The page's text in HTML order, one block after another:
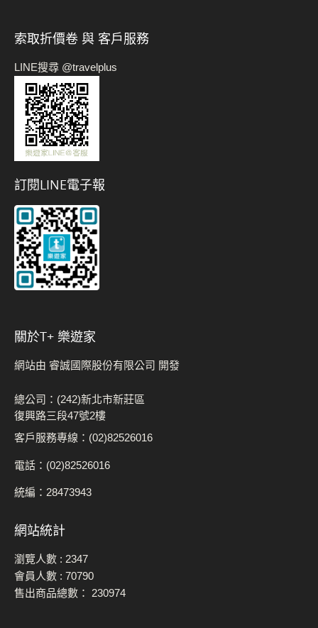
索取折價卷 與 客戶服務
LINE搜尋 @travelplus
訂閱LINE電子報
關於t+ 樂遊家
網站由 睿誠國際股份有限公司 開發
總公司：(242)新北市新莊區
復興路三段47號2樓
客戶服務專線：(02)82526016
電話：(02)82526016
統編：28473943
網站統計
瀏覽人數 : 2347
會員人數 : 70790
售出商品總數： 230974